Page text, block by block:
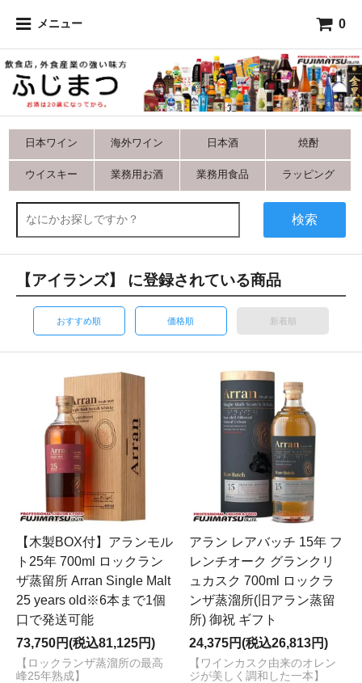
メニュー 0
日本ワイン 海外ワイン 日本酒 焼酎
ウイスキー 業務用お酒 業務用食品 ラッピング
検索
【アイランズ】 に登録されている商品
おすすめ順 価格順 新着順
【木製BOX付】アランモル
ト25年 700ml ロックラン
ザ蒸留所 Arran Single Malt
25 years old※6本まで1個
口で発送可能
73,750円(税込81,125円)
【ロックランザ蒸溜所の最高
峰25年熟成】
アラン レアバッチ 15年 フ
レンチオーク グランクリ
ュカスク 700ml ロックラ
ンザ蒸溜所(旧アラン蒸留
所) 御祝 ギフト
24,375円(税込26,813円)
【ワインカスク由来のオレン
ジが美しく調和した一本】